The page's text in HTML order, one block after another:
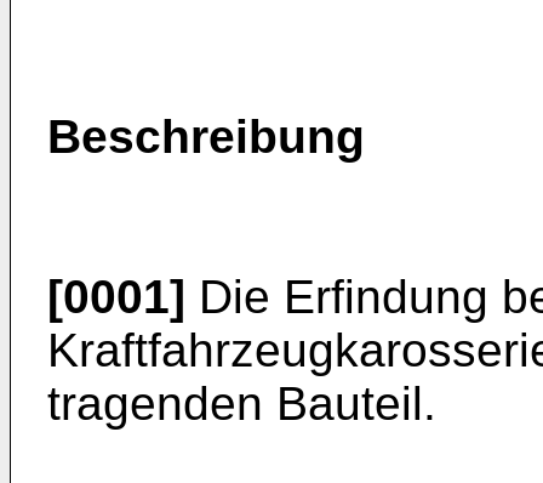
Beschreibung
[0001] Die Erfindung
tragenden Bauteil.